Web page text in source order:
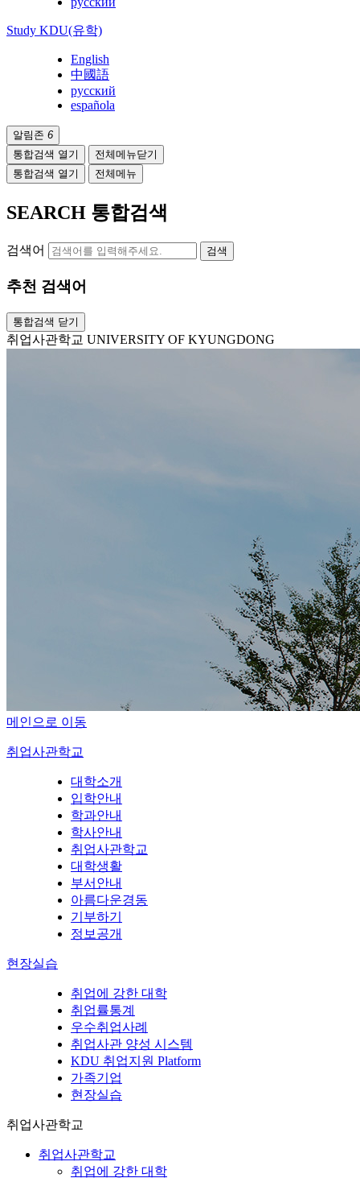
Study KDU(유학)
English
中國語
русский
española
알림존 6
통합검색 열기
전체메뉴닫기
통합검색 열기
전체메뉴
SEARCH 통합검색
검색어 검색
추천 검색어
통합검색 닫기
취업사관학교 UNIVERSITY OF KYUNGDONG
메인으로 이동
취업사관학교
대학소개
입학안내
학과안내
학사안내
취업사관학교
대학생활
부서안내
아름다운경동
기부하기
정보공개
현장실습
취업에 강한 대학
취업률통계
우수취업사례
취업사관 양성 시스템
KDU 취업지원 Platform
가족기업
현장실습
취업사관학교
취업사관학교
취업에 강한 대학